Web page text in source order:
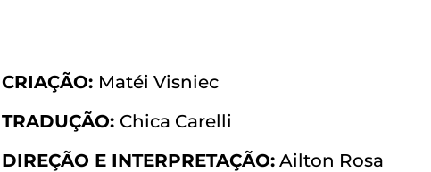
CRIAÇÃO: Matéi Visniec
TRADUÇÃO: Chica Carelli
DIREÇÃO E INTERPRETAÇÃO: Ailton Rosa